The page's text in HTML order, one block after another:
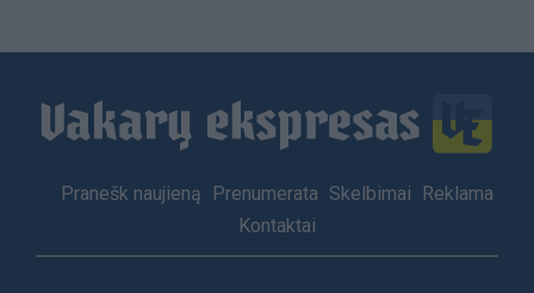
Footer
Pranešk naujieną Prenumerata Skelbimai
Reklama
Kontaktai